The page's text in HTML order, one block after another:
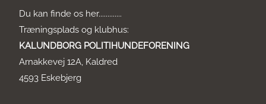
Du kan finde os her.............
Træningsplads og klubhus:
KALUNDBORG POLITIHUNDEFORENING
Arnakkevej 12A, Kaldred
4593 Eskebjerg